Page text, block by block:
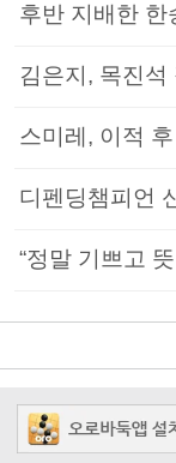
후반 지배한 한
김은지, 목진석
스미레, 이적
디펜딩챔피언
“정말 기쁘고